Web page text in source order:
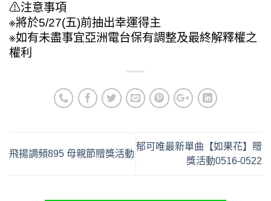
⚠注意事項
※將於5/27(五)前抽出幸運得主
※如有未盡事宜亞洲電台保有調整及最終解釋權之
權利
飛揚調頻895 母親節贈獎活動
郁可唯最新單曲【如果花】贈
獎活動0516-0522